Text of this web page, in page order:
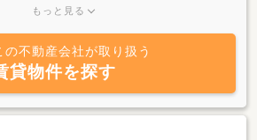
ております。売買では「新築・中古戸建住
件が出る事もございます♪お気軽にお問合
オーナー様も随時募集中★お部屋の仲介ば
も平行して行っておりますので、空室でお
軽にご相談下さいませ。
もっと見る
の不動産会社が取り扱う
貸物件を探す